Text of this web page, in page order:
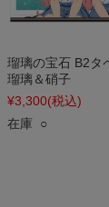
瑠璃の宝石 B2タ
瑠璃＆硝子
¥3,300(税込)
在庫 ○